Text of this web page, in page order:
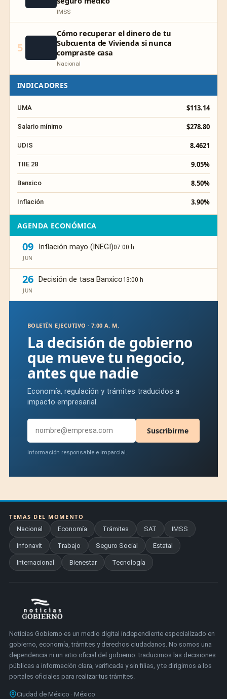
IMSS
5
Cómo recuperar el dinero de tu
Subcuenta de Vivienda si nunca
compraste casa
Nacional
INDICADORES
UMA $113.14
Salario mínimo $278.80
UDIS 8.4621
TIIE 28 9.05%
Banxico 8.50%
Inflación 3.90%
AGENDA ECONÓMICA
09
JUN
Inflación mayo (INEGI)07:00 h
26
JUN
Decisión de tasa Banxico13:00 h
BOLETÍN EJECUTIVO · 7:00 A. M.
La decisión de gobierno
que mueve tu negocio,
antes que nadie
Economía, regulación y trámites traducidos a
impacto empresarial.
Suscribirme
Información responsable e imparcial.
TEMAS DEL MOMENTO
Nacional
Economía Trámites SAT IMSS
Infonavit Trabajo Seguro Social Estatal
Internacional Bienestar Tecnología
Noticias Gobierno es un medio digital independiente especializado en
gobierno, economía, trámites y derechos ciudadanos. No somos una
dependencia ni un sitio oficial del gobierno: traducimos las decisiones
públicas a información clara, verificada y sin filias, y te dirigimos a los
portales oficiales para realizar tus trámites.
Ciudad de México · México